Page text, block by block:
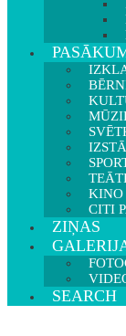
KINO
CITI
ZIŅAS
SEARCH